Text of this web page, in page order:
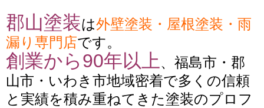
郡山塗装は外壁塗装・屋根塗装・雨
漏り専門店です。
創業から90年以上 、福島市・郡
山市・いわき市地域密着で多くの信頼
と実績を積み重ねてきた塗装のプロフ